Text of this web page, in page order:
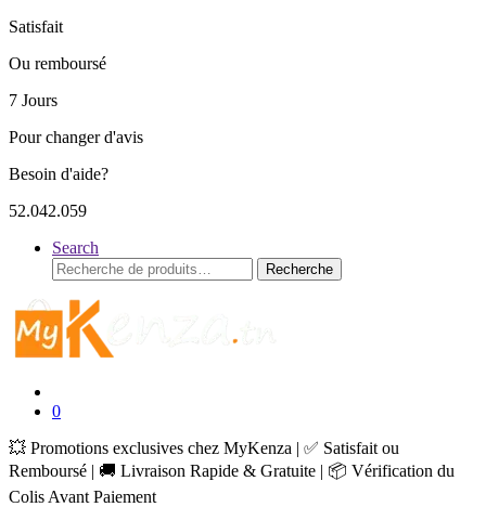
Satisfait
Ou remboursé
7 Jours
Pour changer d'avis
Besoin d'aide?
52.042.059
Search
Recherche
pour :
Recherche
0
💥 Promotions exclusives chez MyKenza | ✅ Satisfait ou
Remboursé | 🚚 Livraison Rapide & Gratuite | 📦 Vérification du
Colis Avant Paiement